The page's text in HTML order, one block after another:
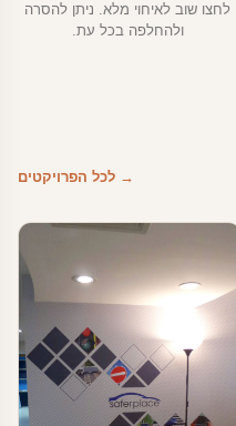
לחצו שוב לאיחוי מלא. ניתן להסרה
ולהחלפה בכל עת.
→ לכל הפרויקטים